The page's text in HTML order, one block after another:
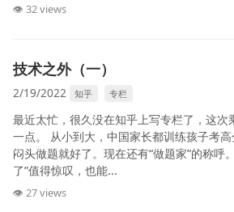
👁 32 views
技术之外（一）
2/19/2022 知乎 专栏
最近太忙，很久没在知乎上写专栏了，这次
一点。 从小到大，中国家长都训练孩子考
闷头做题就好了。现在还有“做题家”的称呼
了”值得惊叹，也能...
👁 27 views